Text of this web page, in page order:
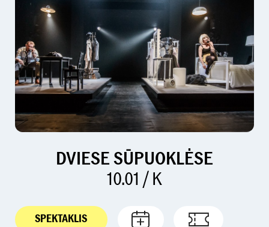
DVIESE SŪPUOKLĖSE
10.01 / K
SPEKTAKLIS